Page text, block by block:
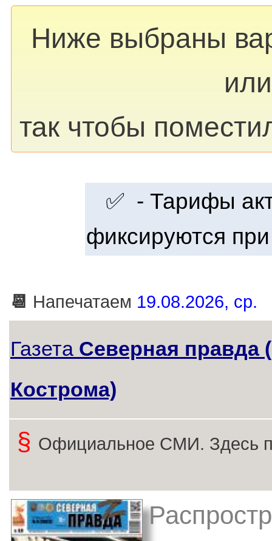
Ниже выбраны
так чтобы
✅ - Тарифы
фиксируются
📆 Напечатаем 19.08.2026, ср.
Газета Северная правда
Кострома)
§ Официальное СМИ. Здесь